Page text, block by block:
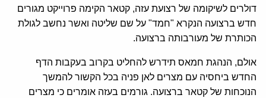
דולרים לשיקומה של רצועת עזה, קטאר הקימה פרוייקט מגורים
חדש ברצועה הנקרא "חמד" על שם שליטה ואשר נחשב לגולת
הכותרת של מעורבותה ברצועה.
אולם, הנהגת חמאס תידרש להחליט בקרוב בעקבות הדף
החדש ביחסיה עם מצרים לאן פניה בכל הקשור להמשך
הנוכחות של קטאר ברצועה. גורמים בעזה אומרים כי מצרים